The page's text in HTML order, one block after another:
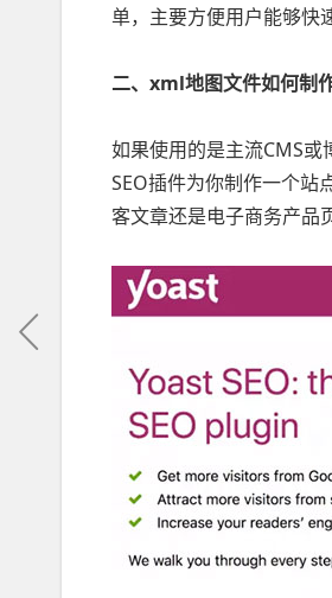
单，主要方便用户能够快
二、xml地图文件如何制
如果使用的是主流CMS
SEO插件为你制作一个站
客文章还是电子商务产品